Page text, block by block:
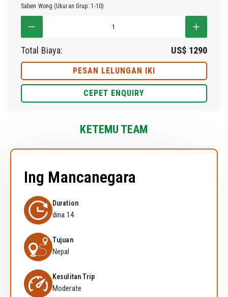
Saben Wong (Ukuran Grup: 1-10)
Total Biaya: US$ 1290
PESAN LELUNGAN IKI
CEPET ENQUIRY
KETEMU TEAM
Ing Mancanegara
Duration
dina 14
Tujuan
Nepal
Kesulitan Trip
Moderate